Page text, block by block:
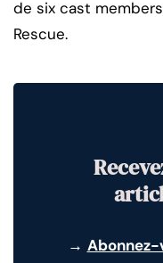
de six cast
Rescue.
→